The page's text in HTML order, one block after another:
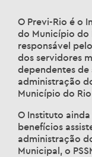
O Previ-Rio é o
do Município do
responsável
dos servidores
dependentes de
administração
Município do Rio
O Instituto
benefícios
administração
Municipal, o